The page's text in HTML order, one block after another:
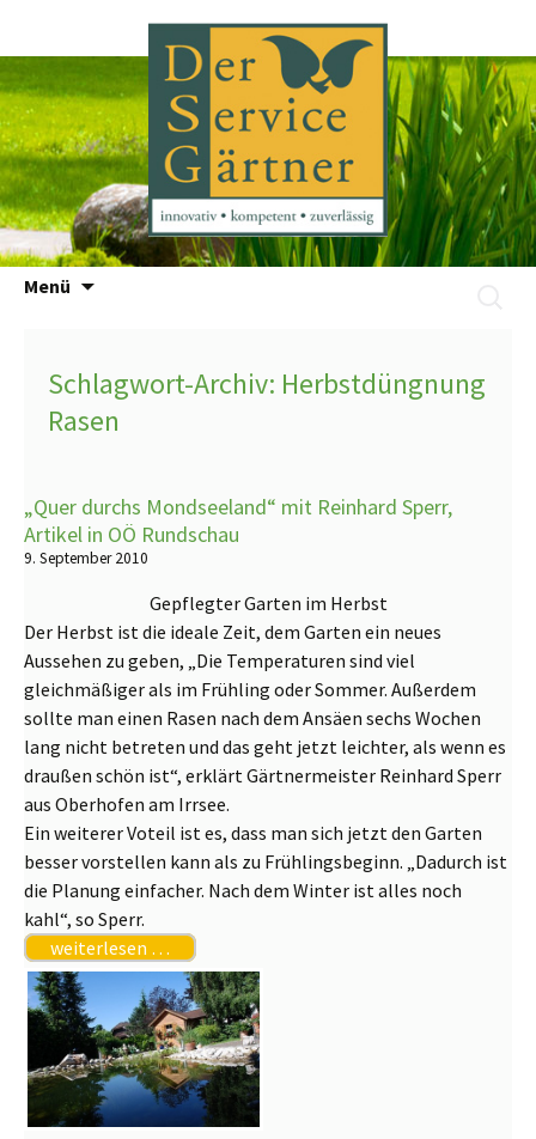
Menü
Zum
Schlagwort-Archiv: Herbstdüngnung
Rasen
„Quer durchs Mondseeland“ mit Reinhard Sperr,
Artikel in OÖ Rundschau
9. September 2010
Gepflegter Garten im Herbst
Der Herbst ist die ideale Zeit, dem Garten ein neues
Aussehen zu geben, „Die Temperaturen sind viel
gleichmäßiger als im Frühling oder Sommer. Außerdem
sollte man einen Rasen nach dem Ansäen sechs Wochen
lang nicht betreten und das geht jetzt leichter, als wenn es
draußen schön ist“, erklärt Gärtnermeister Reinhard Sperr
aus Oberhofen am Irrsee.
Ein weiterer Voteil ist es, dass man sich jetzt den Garten
besser vorstellen kann als zu Frühlingsbeginn. „Dadurch ist
die Planung einfacher. Nach dem Winter ist alles noch
kahl“, so Sperr.
weiterlesen …